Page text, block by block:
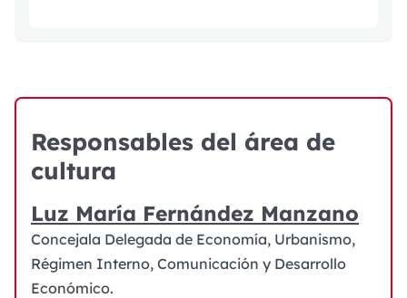
Responsables del área de
cultura
Luz María Fernández Manzano
Concejala Delegada de Economía, Urbanismo,
Régimen Interno, Comunicación y Desarrollo
Económico.